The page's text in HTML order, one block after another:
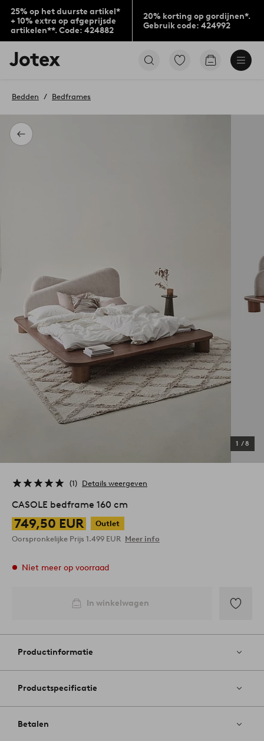
25% op het duurste artikel*
+ 10% extra op afgeprijsde
artikelen**. Code: 424882
20% korting op gordijnen*.
Gebruik code: 424992
Jotex
logo
to
home
page
Ga
Go
Terug
Bedden Bedframes
1 /8
1 Details weergeven
CASOLE bedframe 160 cm
749,50 EUR
Outlet
Oorspronkelijke Prijs 1.499 EUR Meer info
Niet meer op voorraad
In winkelwagen
aan
Productinformatie
Productspecificatie
Betalen